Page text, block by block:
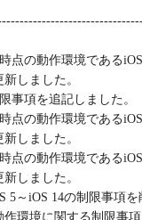
点の動作環境である
しました。
事項を追記しました。
点の動作環境である
しました。
点の動作環境である
しました。
5～iOS 14の制限事項を
作環境に関する制限事